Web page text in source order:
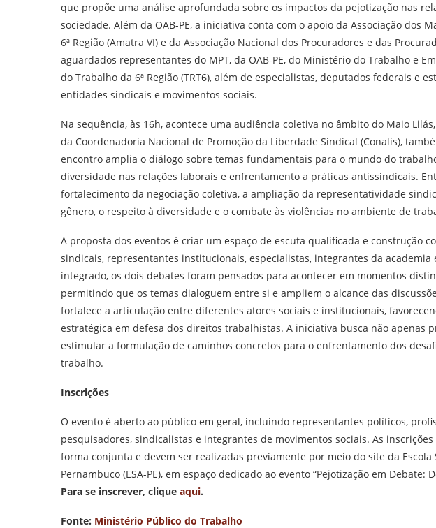
que propõe uma análise aprofundada sobre os impactos da pejotização nas
sociedade. Além da OAB-PE, a iniciativa conta com o apoio da Associação dos
6ª Região (Amatra VI) e da Associação Nacional dos Procuradores e das
aguardados representantes do MPT, da OAB-PE, do Ministério do Trabalho e
do Trabalho da 6ª Região (TRT6), além de especialistas, deputados federais e
entidades sindicais e movimentos sociais.
Na sequência, às 16h, acontece uma audiência coletiva no âmbito do Maio
da Coordenadoria Nacional de Promoção da Liberdade Sindical (Conalis),
encontro amplia o diálogo sobre temas fundamentais para o mundo do
diversidade nas relações laborais e enfrentamento a práticas antissindicais.
fortalecimento da negociação coletiva, a ampliação da representatividade
gênero, o respeito à diversidade e o combate às violências no ambiente de
A proposta dos eventos é criar um espaço de escuta qualificada e construção
sindicais, representantes institucionais, especialistas, integrantes da academia
integrado, os dois debates foram pensados para acontecer em momentos
permitindo que os temas dialoguem entre si e ampliem o alcance das
fortalece a articulação entre diferentes atores sociais e institucionais,
estratégica em defesa dos direitos trabalhistas. A iniciativa busca não apenas
estimular a formulação de caminhos concretos para o enfrentamento dos
trabalho.
Inscrições
O evento é aberto ao público em geral, incluindo representantes políticos,
pesquisadores, sindicalistas e integrantes de movimentos sociais. As
forma conjunta e devem ser realizadas previamente por meio do site da Escola
Pernambuco (ESA-PE), em espaço dedicado ao evento “Pejotização em Debate:
Para se inscrever, clique aqui.
Fonte: Ministério Público do Trabalho